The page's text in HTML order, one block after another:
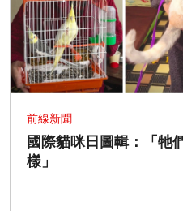
前線新聞
國際貓咪日圖輯：「牠
樣」